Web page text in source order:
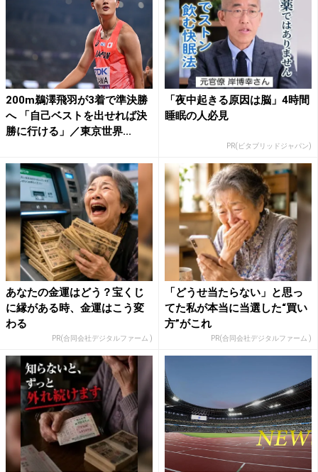
200m鵜澤飛羽が3着で準決勝
へ 「自己ベストを出せれば決
勝に行ける」／東京世界...
「夜中起きる原因は脳」4時間
睡眠の人必見
PR(ビタブリッドジャパン)
あなたの金運はどう？宝くじ
に縁がある時、金運はこう変
わる
PR(合同会社デジタルファーム )
「どうせ当たらない」と思っ
てた私が本当に当選した“買い
方”がこれ
PR(合同会社デジタルファーム )